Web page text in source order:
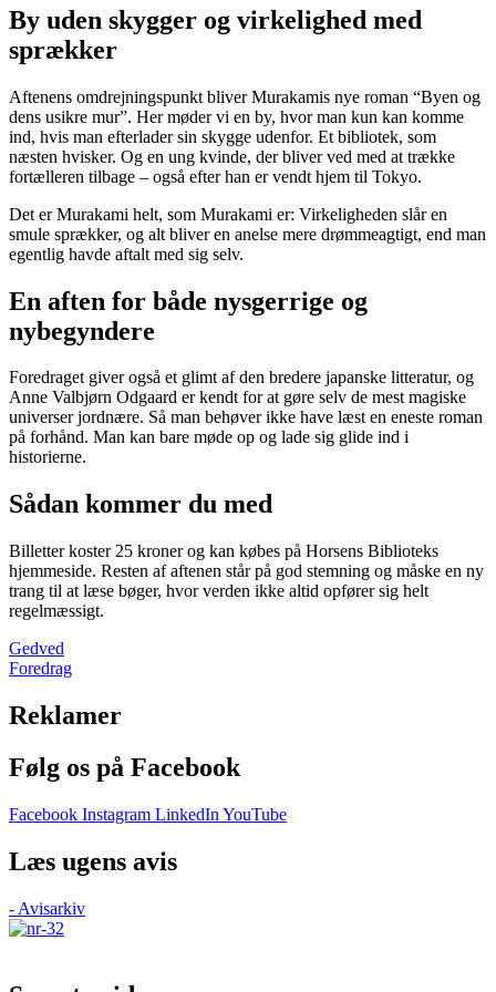
By uden skygger og virkelighed med
sprækker
Aftenens omdrejningspunkt bliver Murakamis nye roman “Byen og
dens usikre mur”. Her møder vi en by, hvor man kun kan komme
ind, hvis man efterlader sin skygge udenfor. Et bibliotek, som
næsten hvisker. Og en ung kvinde, der bliver ved med at trække
fortælleren tilbage – også efter han er vendt hjem til Tokyo.
Det er Murakami helt, som Murakami er: Virkeligheden slår en
smule spræk­ker, og alt bliver en anelse mere drømmeagtigt, end man
egentlig havde aftalt med sig selv.
En aften for både nysgerrige og
nybegyndere
Foredraget giver også et glimt af den bredere japanske litteratur, og
Anne Valbjørn Odgaard er kendt for at gøre selv de mest magiske
universer jordnære. Så man behøver ikke have læst en eneste roman
på forhånd. Man kan bare møde op og lade sig glide ind i
historierne.
Sådan kommer du med
Billetter koster 25 kroner og kan købes på Horsens Biblioteks
hjemmeside. Resten af aftenen står på god stemning og måske en ny
trang til at læse bøger, hvor verden ikke altid opfører sig helt
regelmæssigt.
Gedved
Foredrag
Reklamer
Følg os på Facebook
Facebook Instagram LinkedIn YouTube
Læs ugens avis
- Avisarkiv